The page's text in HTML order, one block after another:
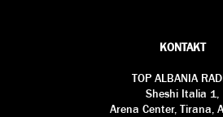
KONTAKT
TOP ALBANIA
Sheshi Italia 1,
Arena Center, Tirana,